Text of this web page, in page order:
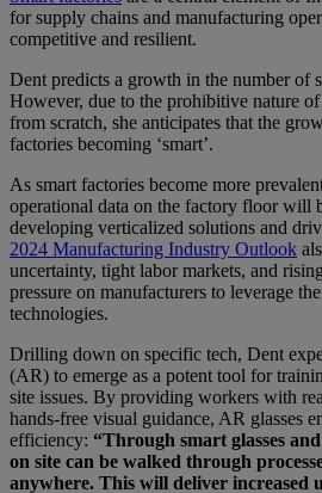
for supply chains and manufacturing
competitive and resilient.
Dent predicts a growth in the number of
However, due to the prohibitive nature
from scratch, she anticipates that the
factories becoming ‘smart’.
As smart factories become more
operational data on the factory floor will
developing verticalized solutions and
2024 Manufacturing Industry Outlook
uncertainty, tight labor markets, and
pressure on manufacturers to leverage
technologies.
Drilling down on specific tech, Dent
(AR) to emerge as a potent tool for
site issues. By providing workers with
hands-free visual guidance, AR glasses
efficiency: “Through smart glasses
on site can be walked through
anywhere. This will deliver increased